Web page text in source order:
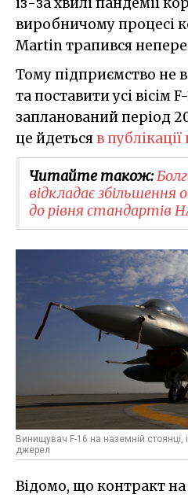
виробничому процесі
Martin трапився
Тому підприємство не
та поставити усі вісім
запланований період
це йдетьсяв
Читайте також:
відкладає
до рівня стандартів
Винищувач F-16 на наземній стоянці,
джерел
Відомо, що контракт